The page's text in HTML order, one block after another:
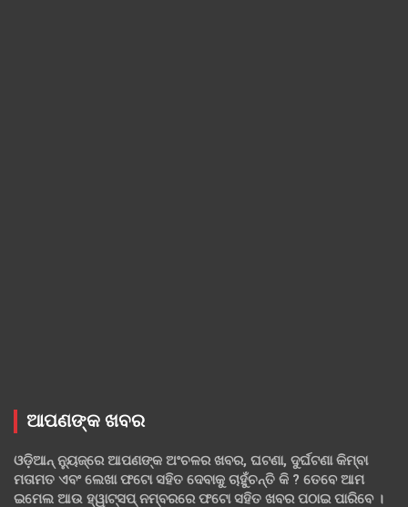
ଆପଣଙ୍କ ଖବର
ଓଡ଼ିଆନ୍ ନ୍ୟୁଜ୍‌ରେ ଆପଣଙ୍କ ଅଂଚଳର ଖବର, ଘଟଣା, ଦୁର୍ଘଟଣା କିମ୍ବା
ମତାମତ ଏବଂ ଲେଖା ଫଟୋ ସହିତ ଦେବାକୁ ଚାହୁଁଚନ୍ତି କି ? ତେବେ ଆମ
ଇମେଲ ଆଉ ହ୍ୱାଟ୍‌ସପ୍ ନମ୍ବରରେ ଫଟୋ ସହିତ ଖବର ପଠାଇ ପାରିବେ ।